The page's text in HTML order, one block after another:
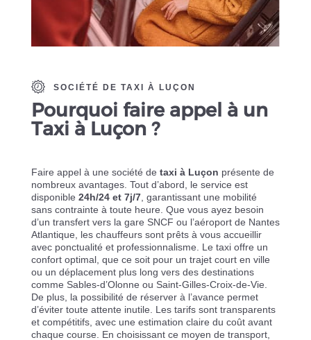
SOCIÉTÉ DE TAXI À LUÇON
Pourquoi faire appel à un
Taxi à Luçon ?
Faire appel à une société de taxi à Luçon présente de
nombreux avantages. Tout d’abord, le service est
disponible 24h/24 et 7j/7, garantissant une mobilité
sans contrainte à toute heure. Que vous ayez besoin
d’un transfert vers la gare SNCF ou l’aéroport de Nantes
Atlantique, les chauffeurs sont prêts à vous accueillir
avec ponctualité et professionnalisme. Le taxi offre un
confort optimal, que ce soit pour un trajet court en ville
ou un déplacement plus long vers des destinations
comme Sables-d’Olonne ou Saint-Gilles-Croix-de-Vie.
De plus, la possibilité de réserver à l’avance permet
d’éviter toute attente inutile. Les tarifs sont transparents
et compétitifs, avec une estimation claire du coût avant
chaque course. En choisissant ce moyen de transport,